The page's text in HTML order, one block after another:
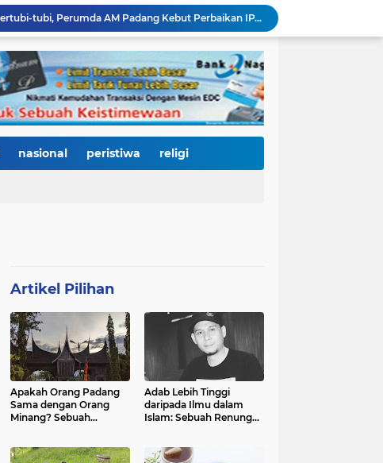
Bencana Datang Bertubi-tubi, Perumda AM Padang Kebut Perbaikan IPA Gunung Pangilun, Ditarget Tuntas Akhir Agustus
Mata Jeli HJK 357: Warga Padang Diajak Jadi Pengawas Kebersihan, Kemeriahan HJK Harus Tetap Rancak dan Bersih
Padang Gastronomy Market Hari Kedua: Surga Kuliner Tradisional di Kota Tua, UMKM Lokal Banjir Apresiasi
Gowes Siti Nurbaya Jadi Magnet Pesepeda Luar Daerah, HJK ke-357 Padang Makin Meriah
Tanam Pohon di Tepian Batang Arau, Padang dan Hildesheim Teguhkan Persahabatan Menuju Kota Global
Pasca Banjir, PUPR Padang Bergerak Cepat: Tanggul Lapau Munggu Diperbaiki, Sungkai dan SMPN 41 Dibersihkan
Dugaan Kekerasan PJU Polda Sumbar terhadap Sopir Disorot, Miko Kamal: Jangan Ada Kekebalan Hukum bagi Aparat
nasional peristiwa religi
Artikel Pilihan
Apakah Orang Padang
Sama dengan Orang
Minang? Sebuah
Adab Lebih Tinggi
daripada Ilmu dalam
Islam: Sebuah Renungan